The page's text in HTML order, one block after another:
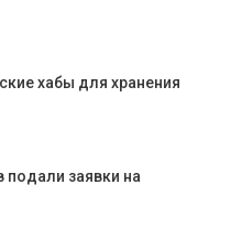
хабы для хранения
подали заявки на